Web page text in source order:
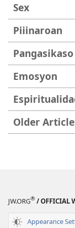
Sex
Piiinaroan
Emosyon
Older
JW.ORG® / OFFICIAL
Appearance